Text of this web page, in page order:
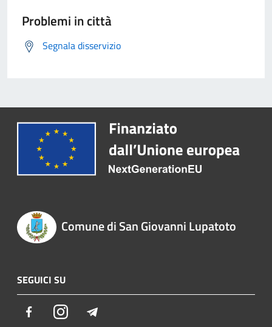
Problemi in città
Segnala disservizio
Comune di San Giovanni Lupatoto
SEGUICI SU
FacebookInstagram